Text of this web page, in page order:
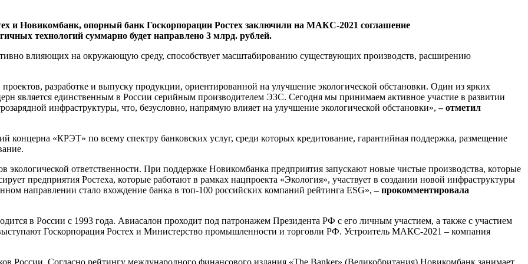
и Новикомбанк, опорный банк Госкорпорации Ростех заключили на МАКС-2021 соглашение
технологий суммарно будет направлено 3 млрд. рублей.
влияющих на окружающую среду, способствует масштабированию существующих производств, расширению
разработке и выпуску продукции, ориентированной на улучшение экологической обстановки. Один из ярких
является единственным в России серийным производителем ЭЗС. Сегодня мы принимаем активное участие в развитии
инфраструктуры, что, безусловно, напрямую влияет на улучшение экологической обстановки»,– отметил
концерна «КРЭТ» по всему спектру банковских услуг, среди которых кредитование, гарантийная поддержка, размещение
ответственности. При поддержке Новикомбанка предприятия запускают новые чистые производства, которые
предприятия Ростеха, которые работают в рамках нацпроекта «Экология», участвует в создании новой инфраструктуры
направлении стало вхождение банка в топ-100 российских компаний рейтинга ESG», – прокомментировала
в России с 1993 года. Авиасалон проходит под патронажем Президента РФ с его личным участием, а также с участием
Госкорпорация Ростех и Министерство промышленности и торговли РФ. Устроитель МАКС-2021 – компания